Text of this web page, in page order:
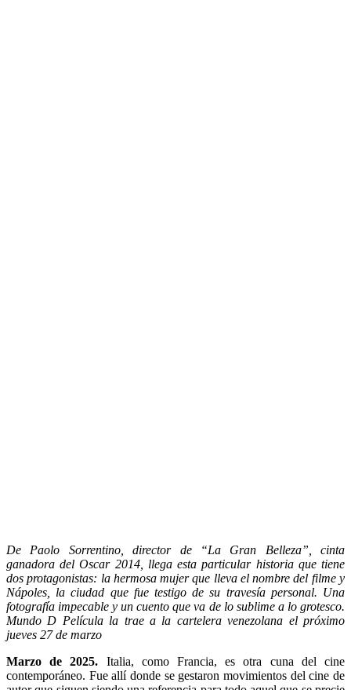
De Paolo Sorrentino, director de “La Gran Belleza”, cinta
ganadora del Oscar 2014, llega esta particular historia que tiene
dos protagonistas: la hermosa mujer que lleva el nombre del filme y
Nápoles, la ciudad que fue testigo de su travesía personal. Una
fotografía impecable y un cuento que va de lo sublime a lo grotesco.
Mundo D Película la trae a la cartelera venezolana el próximo
jueves 27 de marzo
Marzo de 2025. Italia, como Francia, es otra cuna del cine
contemporáneo. Fue allí donde se gestaron movimientos del cine de